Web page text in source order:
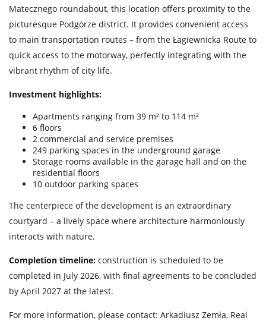
Matecznego roundabout, this location offers proximity to the
picturesque Podgórze district. It provides convenient access
to main transportation routes – from the Łagiewnicka Route to
quick access to the motorway, perfectly integrating with the
vibrant rhythm of city life.
Investment highlights:
Apartments ranging from 39 m² to 114 m²
6 floors
2 commercial and service premises
249 parking spaces in the underground garage
Storage rooms available in the garage hall and on the
residential floors
10 outdoor parking spaces
The centerpiece of the development is an extraordinary
courtyard – a lively space where architecture harmoniously
interacts with nature.
Completion timeline: construction is scheduled to be
completed in July 2026, with final agreements to be concluded
by April 2027 at the latest.
For more information, please contact: Arkadiusz Zemła, Real